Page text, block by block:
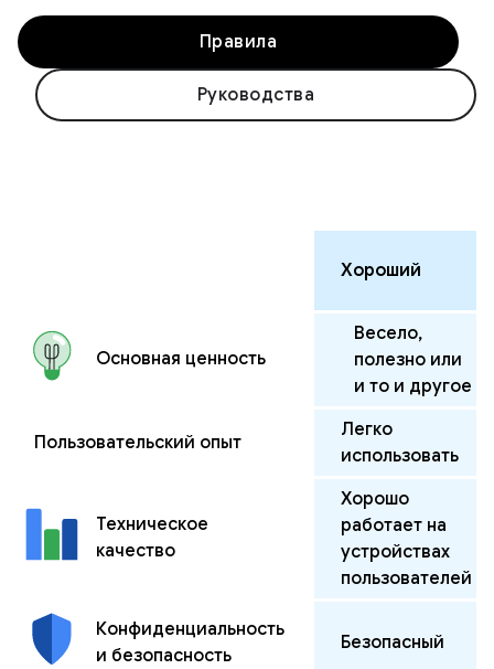
Правила
Руководства
Хороший
Основная ценность
Весело,
полезно или
и то и другое
Пользовательский опыт
Легко
использовать
Техническое
качество
Хорошо
работает на
устройствах
пользователей
Конфиденциальность
и безопасность
Безопасный